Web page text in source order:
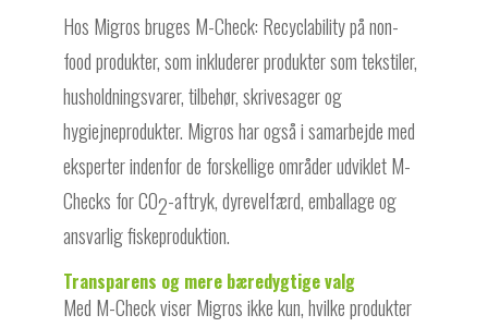
Hos Migros bruges M-Check: Recyclability på non-
food produkter, som inkluderer produkter som tekstiler,
husholdningsvarer, tilbehør, skrivesager og
hygiejneprodukter. Migros har også i samarbejde med
eksperter indenfor de forskellige områder udviklet M-
Checks for CO2-aftryk, dyrevelfærd, emballage og
ansvarlig fiskeproduktion.
Transparens og mere bæredygtige valg
Med M-Check viser Migros ikke kun, hvilke produkter